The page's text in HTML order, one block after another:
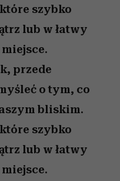
szybko
lub w łatwy
przede
o tym, co
bliskim.
szybko
lub w łatwy